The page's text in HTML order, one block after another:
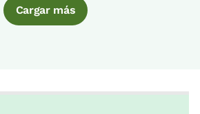
Cargar más